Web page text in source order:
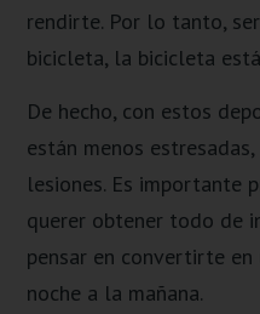
rendirte. Por lo tanto,
bicicleta, la bicicleta
De hecho, con estos
están menos
lesiones. Es importante
querer obtener todo de
pensar en convertirte
noche a la mañana.